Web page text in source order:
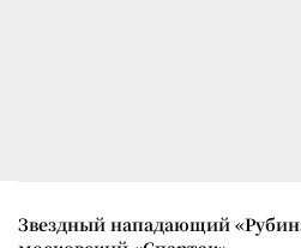
Звездный нападающий